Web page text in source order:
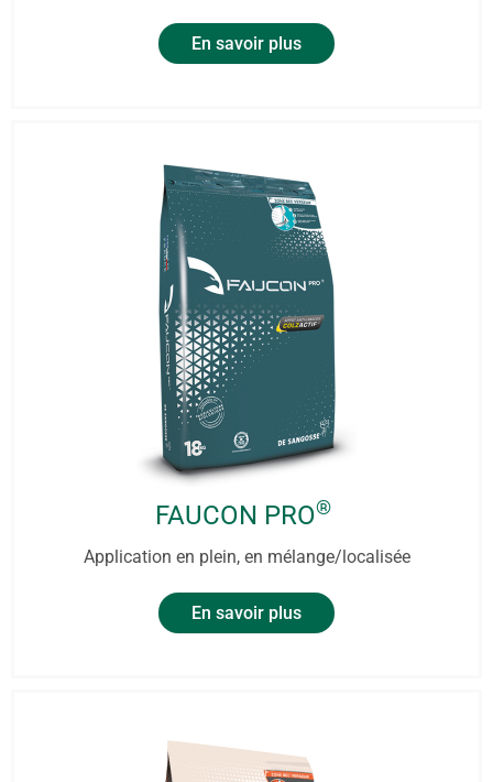
En savoir plus
FAUCON PRO®
Application en plein, en mélange/localisée
En savoir plus